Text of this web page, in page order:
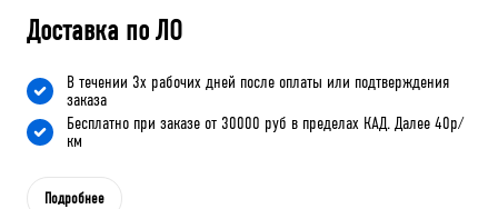
Доставка по ЛО
В течении 3х рабочих дней после оплаты или подтверждения
заказа
Бесплатно при заказе от 30000 руб в пределах КАД. Далее 40р/
км
Подробнее